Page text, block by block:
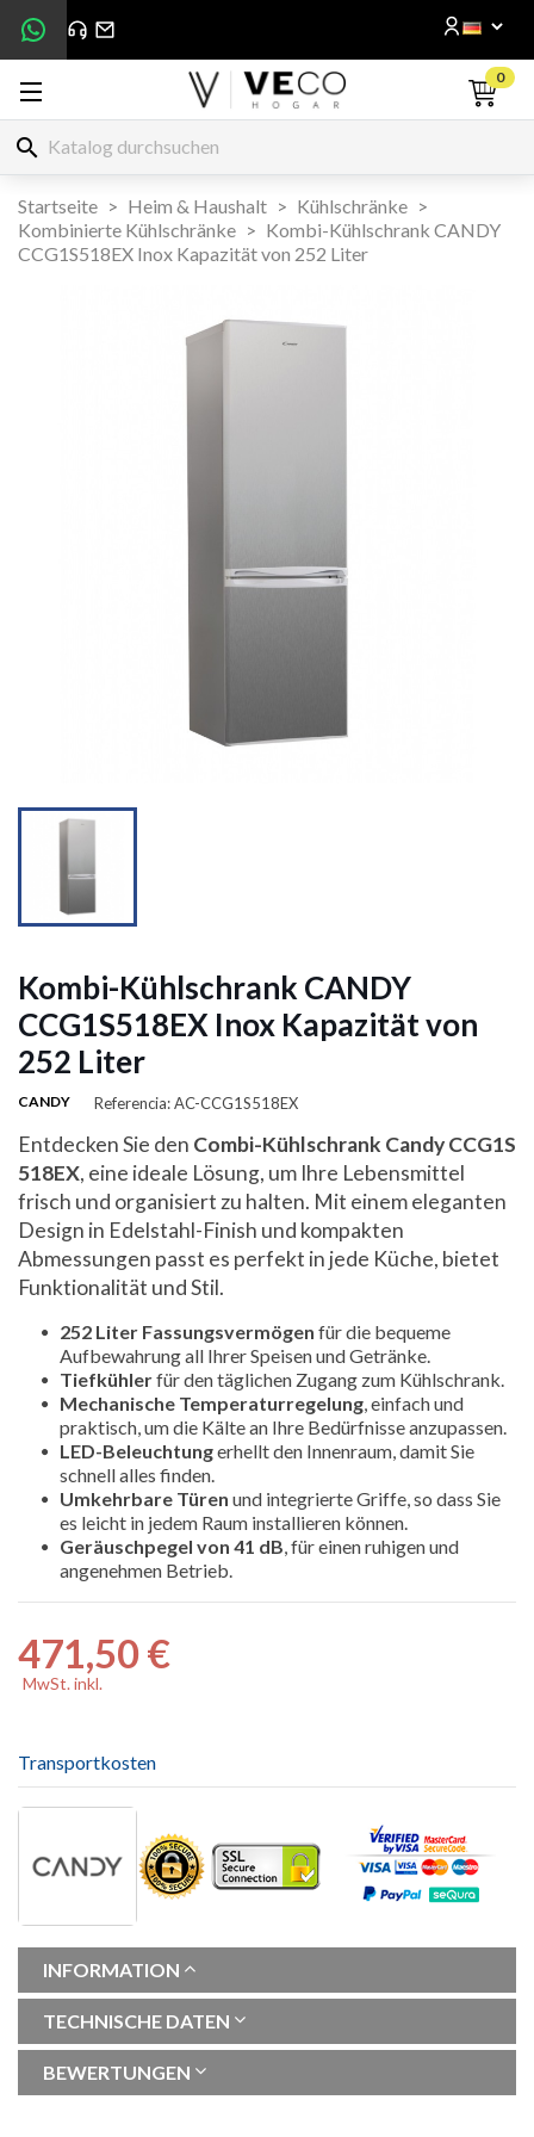
0
search
Startseite Heim & Haushalt
Kühlschränke
Kombinierte Kühlschränke
Kombi-Kühlschrank CANDY
CCG1S518EX Inox Kapazität von 252 Liter
Kombi-Kühlschrank CANDY
CCG1S518EX Inox Kapazität von
252 Liter
CANDY Referencia: AC-CCG1S518EX
Entdecken Sie den Combi-Kühlschrank Candy CCG1S
518EX, eine ideale Lösung, um Ihre Lebensmittel
frisch und organisiert zu halten. Mit einem eleganten
Design in Edelstahl-Finish und kompakten
Abmessungen passt es perfekt in jede Küche, bietet
Funktionalität und Stil.
252 Liter Fassungsvermögen für die bequeme
Aufbewahrung all Ihrer Speisen und Getränke.
Tiefkühlerfür den täglichen Zugang zum Kühlschrank.
Mechanische Temperaturregelung , einfach und
praktisch, um die Kälte an Ihre Bedürfnisse anzupassen.
LED-Beleuchtungerhellt den Innenraum, damit Sie
schnell alles finden.
Umkehrbare Türen und integrierte Griffe, so dass Sie
es leicht in jedem Raum installieren können.
Geräuschpegel von 41 dB , für einen ruhigen und
angenehmen Betrieb.
471,50 €
MwSt. inkl.
Transportkosten
INFORMATION
TECHNISCHE DATEN
BEWERTUNGEN